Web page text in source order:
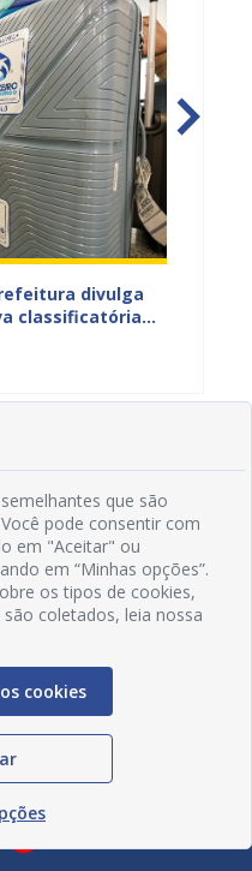
divulga
classificatória
que são
pode consentir com
em "Aceitar" ou
em “Minhas opções”.
os tipos de cookies,
coletados, leia nossa
cookies